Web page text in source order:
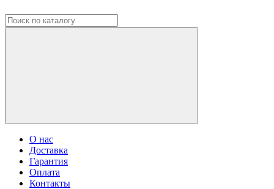
О нас
Доставка
Гарантия
Оплата
Контакты